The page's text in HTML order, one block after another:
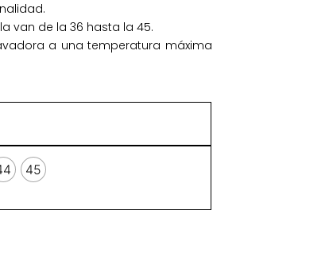
van de la 36 hasta la 45.
a una temperatura máxima
45